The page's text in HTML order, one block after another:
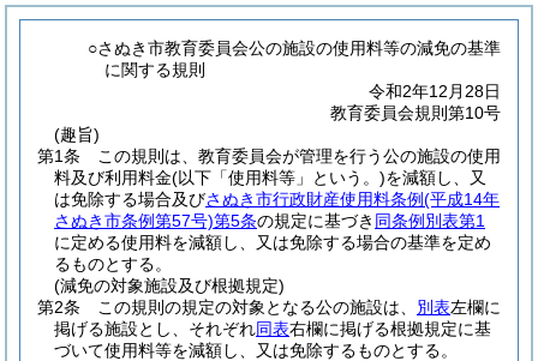
○さぬき市教育委員会公の施設の使用料等の減免の基準
に関する規則
令和2年12月28日
教育委員会規則第10号
(趣旨)
第1条
この規則は、教育委員会が管理を行う公の施設の使用
料及び利用料金(以下「使用料等」という。)を減額し、又
は免除する場合及びさぬき市行政財産使用料条例(平成14年
さぬき市条例第57号)第5条の規定に基づき 同条例別表第1
に定める使用料を減額し、又は免除する場合の基準を定め
るものとする。
(減免の対象施設及び根拠規定)
第2条
この規則の規定の対象となる公の施設は、 別表左欄に
掲げる施設とし、それぞれ同表右欄に掲げる根拠規定に基
づいて使用料等を減額し、又は免除するものとする。